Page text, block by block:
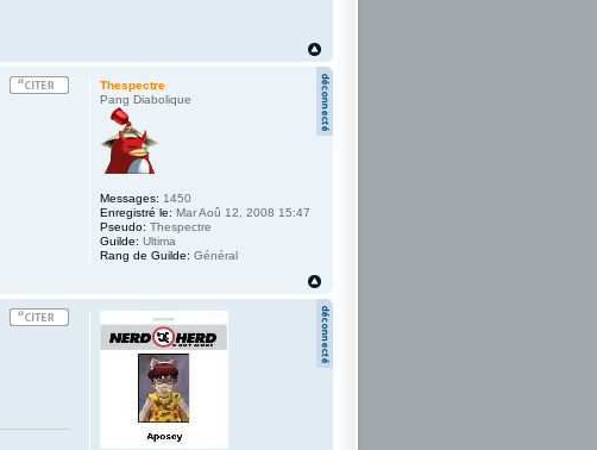
Thespectre
Pang Diabolique
Messages: 1450
Enregistré le: Mar Aoû 12, 2008 15:47
Pseudo: Thespectre
Guilde: Ultima
Rang de Guilde: Général